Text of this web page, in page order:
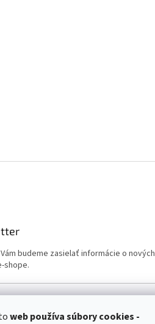
web používasúbory cookies -
budeme zasielať informácie o nových
shope.
spodmienkami ochrany osobných